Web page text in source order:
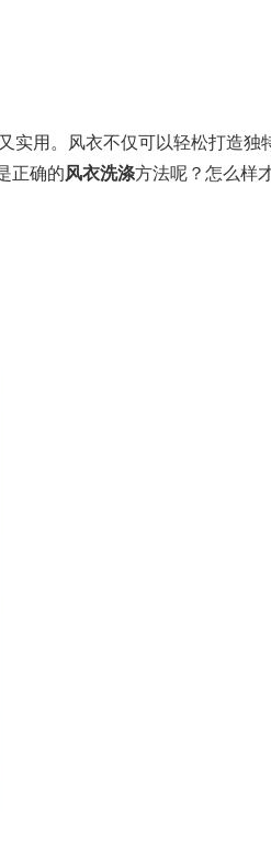
用。风衣不仅可以轻松打造独
正确的风衣洗涤方法呢？怎么样